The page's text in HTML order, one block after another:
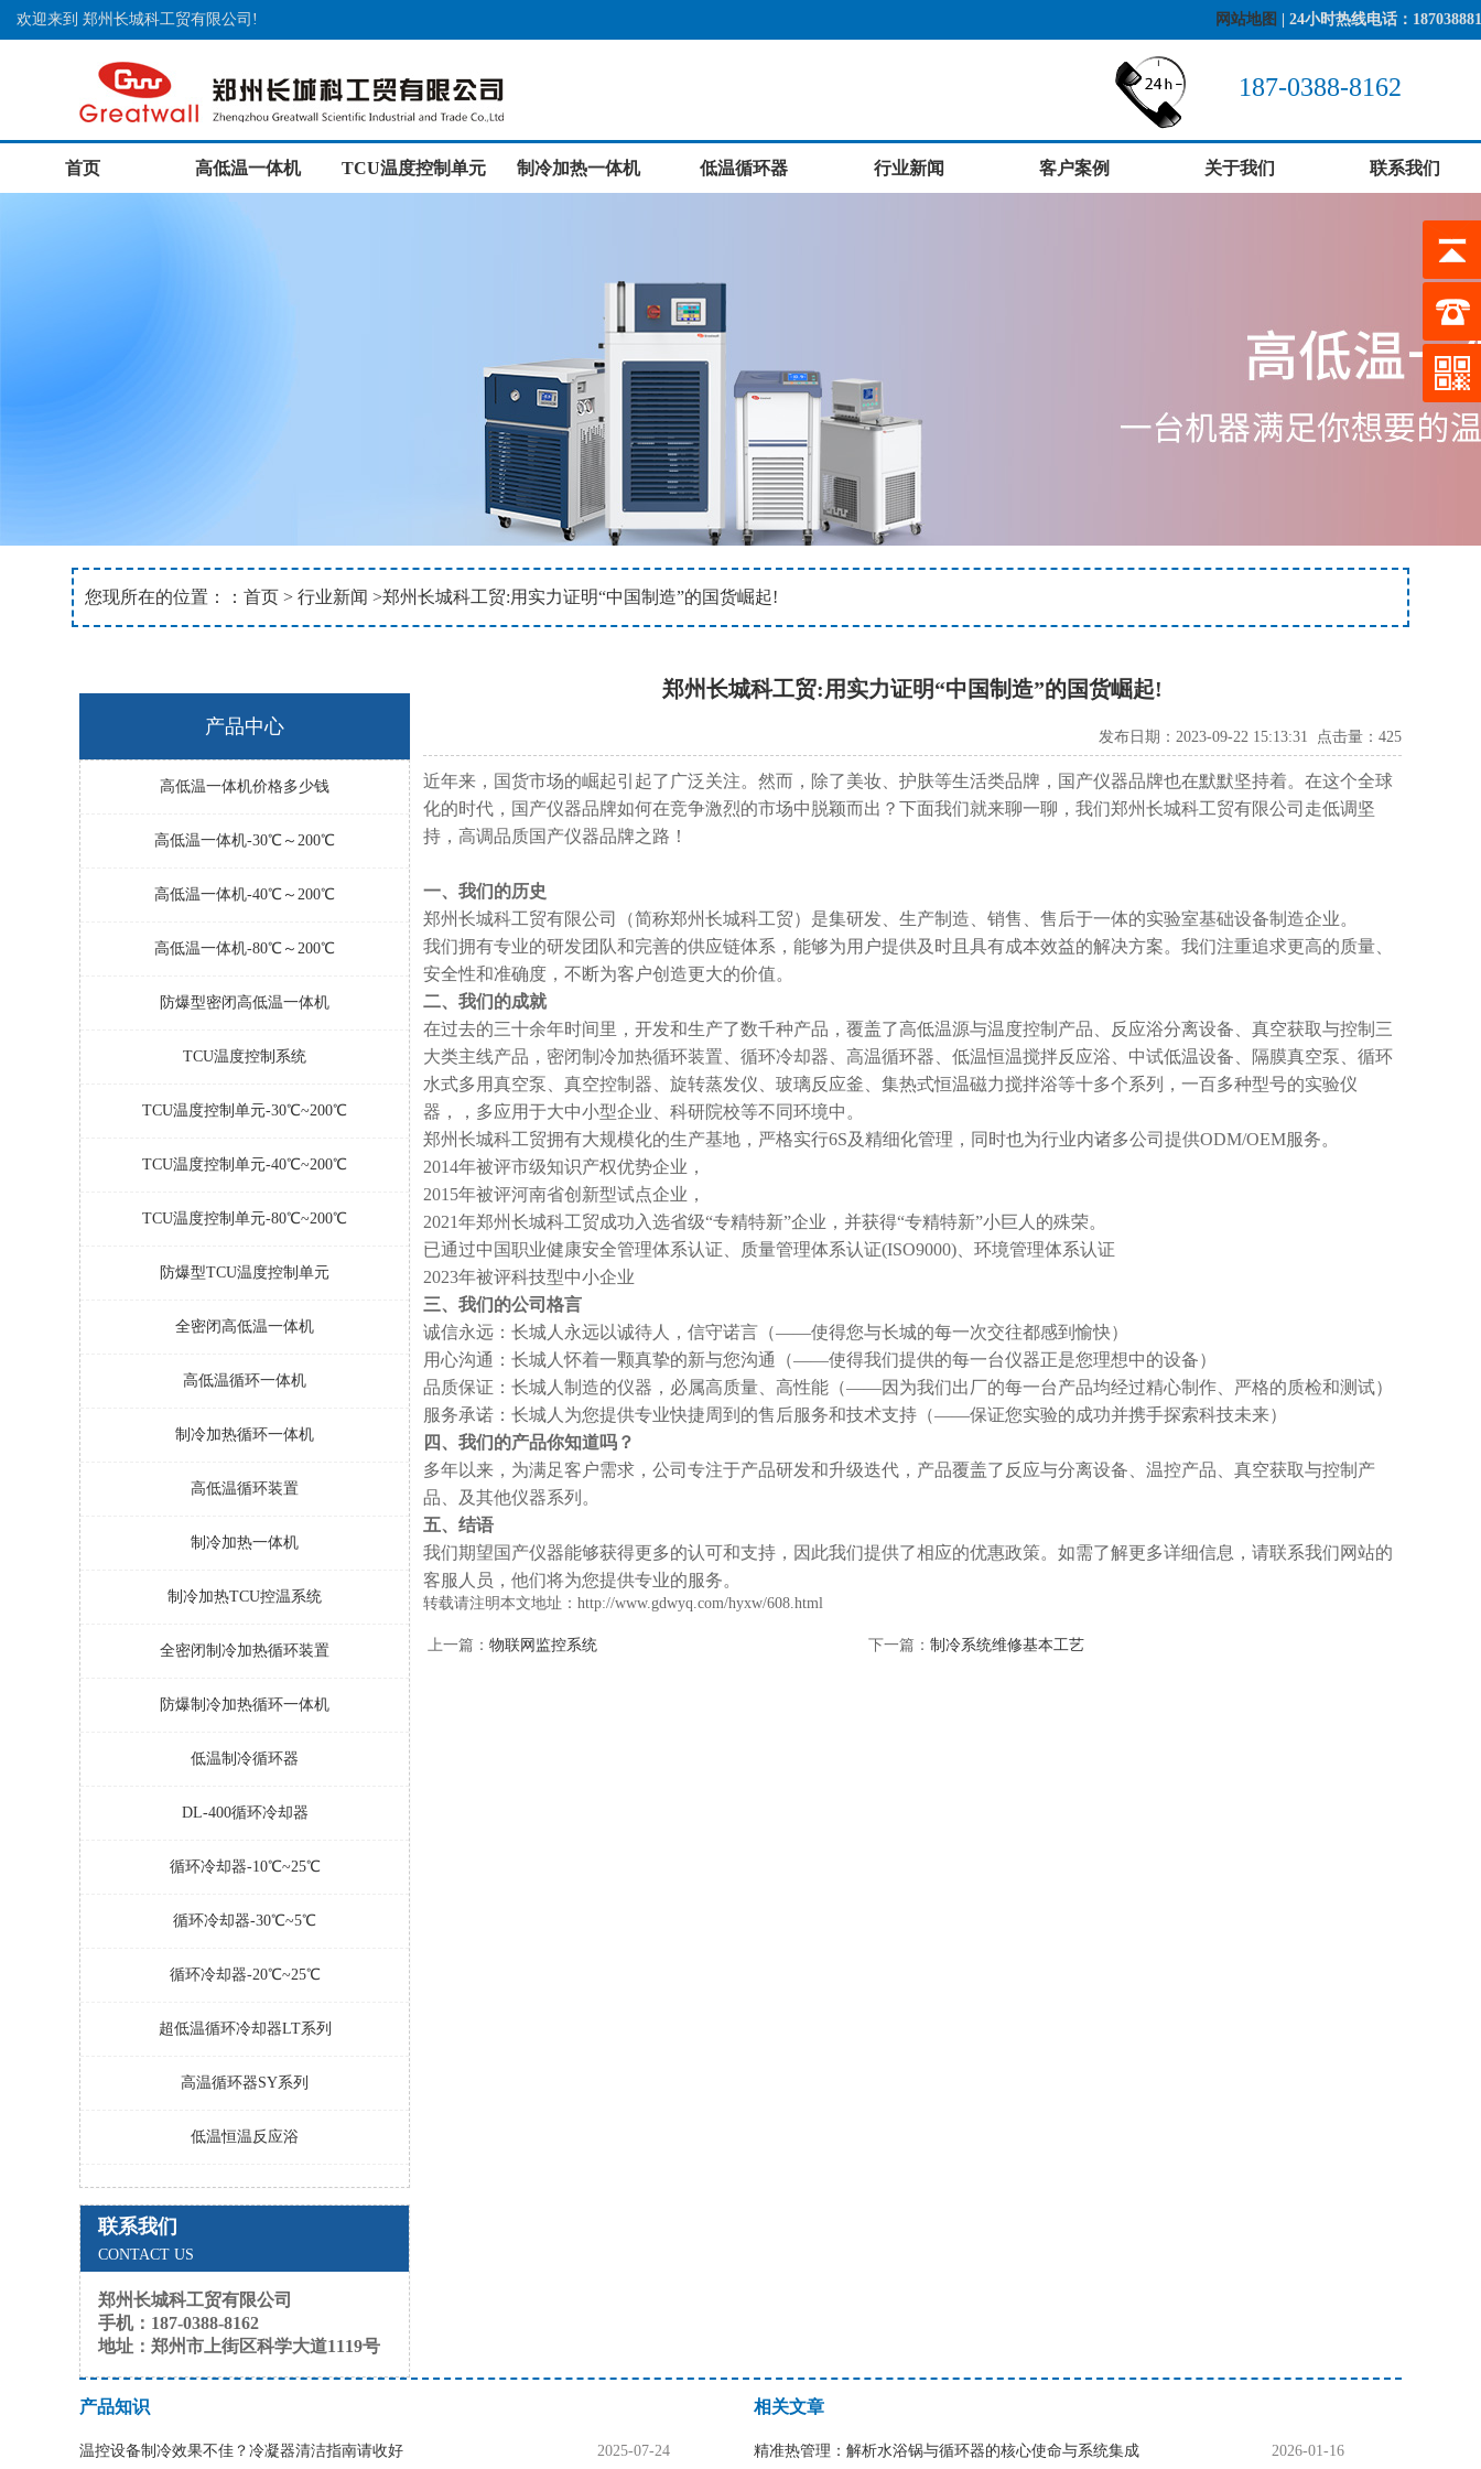
欢迎来到 郑州长城科工贸有限公司! 网站地图 | 24小时热线电话：
187-0388-8162
首页 高低温一体机 TCU温度控制单元 制冷加热一体机 低温循环器 行业新闻 客户案例 关于我们 联系我们
您现所在的位置：： 首页 > 行业新闻 >郑州长城科工贸:用实力证明“中国制造”的国货崛起!
郑州长城科工贸:用实力证明“中国制造”的国货崛起!
发布日期：2023-09-22 15:13:31 点击量： 425
近年来，国货市场的崛起引起了广泛关注。然而，除了美妆、护肤等生活类品牌，国产仪器品牌也在默默坚持着。在这个全球
化的时代，国产仪器品牌如何在竞争激烈的市场中脱颖而出？下面我们就来聊一聊，我们郑州长城科工贸有限公司走低调坚
持，高调品质国产仪器品牌之路！
一、我们的历史
郑州长城科工贸有限公司（简称郑州长城科工贸）是集研发、生产制造、销售、售后于一体的实验室基础设备制造企业。
我们拥有专业的研发团队和完善的供应链体系，能够为用户提供及时且具有成本效益的解决方案。我们注重追求更高的质量、
安全性和准确度，不断为客户创造更大的价值。
二、我们的成就
在过去的三十余年时间里，开发和生产了数千种产品，覆盖了高低温源与温度控制产品、反应浴分离设备、真空获取与控制三
大类主线产品，密闭制冷加热循环装置、循环冷却器、高温循环器、低温恒温搅拌反应浴、中试低温设备、隔膜真空泵、循环
水式多用真空泵、真空控制器、旋转蒸发仪、玻璃反应釜、集热式恒温磁力搅拌浴等十多个系列，一百多种型号的实验仪
器，，多应用于大中小型企业、科研院校等不同环境中。
郑州长城科工贸拥有大规模化的生产基地，严格实行6S及精细化管理，同时也为行业内诸多公司提供ODM/OEM服务。
2014年被评市级知识产权优势企业，
2015年被评河南省创新型试点企业，
2021年郑州长城科工贸成功入选省级“专精特新”企业，并获得“专精特新”小巨人的殊荣。
已通过中国职业健康安全管理体系认证、质量管理体系认证(ISO9000)、环境管理体系认证
2023年被评科技型中小企业
三、我们的公司格言
诚信永远：长城人永远以诚待人，信守诺言（——使得您与长城的每一次交往都感到愉快）
用心沟通：长城人怀着一颗真挚的新与您沟通（——使得我们提供的每一台仪器正是您理想中的设备）
品质保证：长城人制造的仪器，必属高质量、高性能（——因为我们出厂的每一台产品均经过精心制作、严格的质检和测试）
服务承诺：长城人为您提供专业快捷周到的售后服务和技术支持（——保证您实验的成功并携手探索科技未来）
四、我们的产品你知道吗？
多年以来，为满足客户需求，公司专注于产品研发和升级迭代，产品覆盖了反应与分离设备、温控产品、真空获取与控制产
品、及其他仪器系列。
五、结语
我们期望国产仪器能够获得更多的认可和支持，因此我们提供了相应的优惠政策。如需了解更多详细信息，请联系我们网站的
客服人员，他们将为您提供专业的服务。
转载请注明本文地址：http://www.gdwyq.com/hyxw/608.html
上一篇： 物联网监控系统 下一篇： 制冷系统维修基本工艺
产品中心
高低温一体机价格多少钱
高低温一体机-30℃～200℃
高低温一体机-40℃～200℃
高低温一体机-80℃～200℃
防爆型密闭高低温一体机
TCU温度控制系统
TCU温度控制单元-30℃~200℃
TCU温度控制单元-40℃~200℃
TCU温度控制单元-80℃~200℃
防爆型TCU温度控制单元
全密闭高低温一体机
高低温循环一体机
制冷加热循环一体机
高低温循环装置
制冷加热一体机
制冷加热TCU控温系统
全密闭制冷加热循环装置
防爆制冷加热循环一体机
低温制冷循环器
DL-400循环冷却器
循环冷却器-10℃~25℃
循环冷却器-30℃~5℃
循环冷却器-20℃~25℃
超低温循环冷却器LT系列
高温循环器SY系列
低温恒温反应浴
联系我们
CONTACT US
郑州长城科工贸有限公司
手机：187-0388-8162
地址：郑州市上街区科学大道1119号
产品知识
2025-07-24
温控设备制冷效果不佳？冷凝器清洁指南请收好
相关文章
2026-01-16
精准热管理：解析水浴锅与循环器的核心使命与系统集成